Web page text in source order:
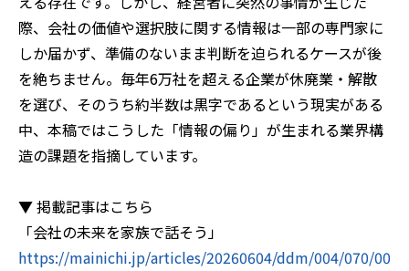
際、会社の価値や選択肢に関する情報は一部の専門家に
しか届かず、準備のないまま判断を迫られるケースが後
を絶ちません。毎年6万社を超える企業が休廃業・解散
を選び、そのうち約半数は黒字であるという現実がある
中、本稿ではこうした「情報の偏り」が生まれる業界構
造の課題を指摘しています。
▼ 掲載記事はこちら
「会社の未来を家族で話そう」
https://mainichi.jp/articles/20260604/ddm/004/070/00